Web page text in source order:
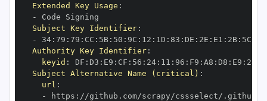
Extended Key Usage :
-
Subject Key Identifier:
-
34: 79 : 79 : CC : 5B: 50 : 9C : 12 : 1D : 83 : DE : 2E : E1 : 2B: 5C
Authority Key Identifier:
keyid : DF : D3 : E9 : CF : 56 : 24: 11 : 96 : F9 : A8 : D8 : E9 : 28
Subject Alternative Name (critical) :
url :
-
https :